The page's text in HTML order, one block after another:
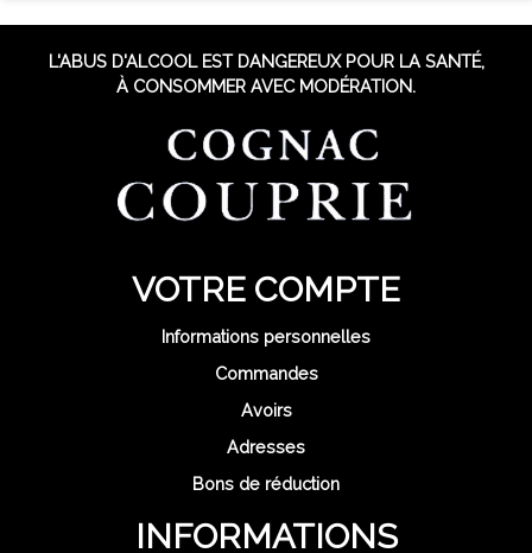
L'ABUS D'ALCOOL EST DANGEREUX POUR LA SANTÉ,
À CONSOMMER AVEC MODÉRATION.
VOTRE COMPTE
Informations personnelles
Commandes
Avoirs
Adresses
Bons de réduction
INFORMATIONS